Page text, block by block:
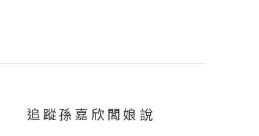
追蹤孫嘉欣闆娘說